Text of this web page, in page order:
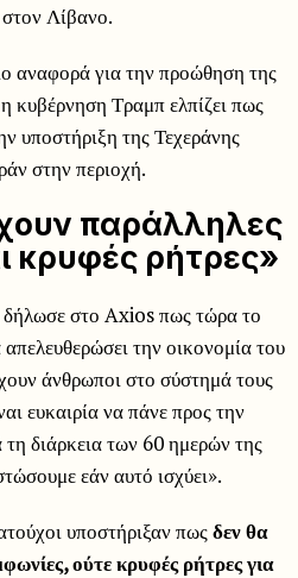
Λίβανο.
αναφορά για την προώθηση της
κυβέρνηση Τραμπ ελπίζει πως
υποστήριξη της Τεχεράνης
στην περιοχή.
παράλληλες
κρυφές ρήτρες»
στο Axios πως τώρα το
την οικονομία του
άνθρωποι στο σύστημά τους
ευκαιρία να πάνε προς την
διάρκεια των 60 ημερών της
εάν αυτό ισχύει».
υποστήριξαν πωςδεν θα
ούτε κρυφές ρήτρες για